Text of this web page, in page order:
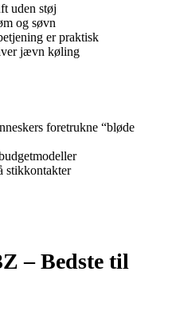
uden støj
og søvn
er praktisk
jævn køling
foretrukne “bløde
stikkontakter
–Bedste til